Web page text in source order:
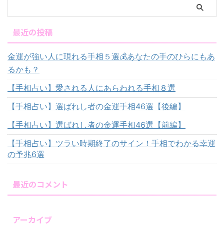
最近の投稿
金運が強い人に現れる手相５選💰あなたの手のひらにもあ
るかも？
【手相占い】愛される人にあらわれる手相８選
【手相占い】選ばれし者の金運手相46選【後編】
【手相占い】選ばれし者の金運手相46選【前編】
【手相占い】ツラい時期終了のサイン！手相でわかる幸運
の予兆6選
最近のコメント
アーカイブ